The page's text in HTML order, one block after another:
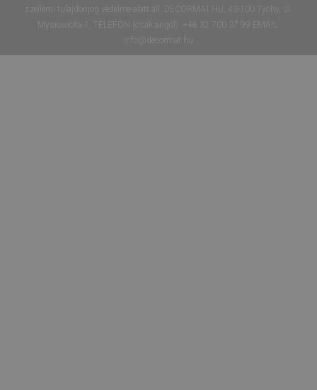
szellemi tulajdonjog védelme alatt áll. DECORMAT.HU, 43-100 Tychy, ul.
Mysłowicka 1, TELEFON (csak angol): +48 32 700 37 99 EMAIL:
info@decormat.hu